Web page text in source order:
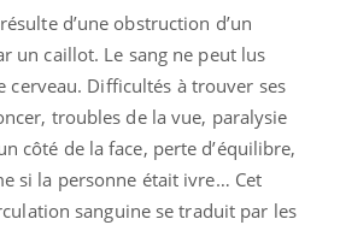
résulte d’une obstruction d’un
un caillot. Le sang ne peut lus
cerveau. Difficultés à trouver ses
troubles de la vue, paralysie
côté de la face, perte d’équilibre,
si la personne était ivre… Cet
sanguine se traduit par les